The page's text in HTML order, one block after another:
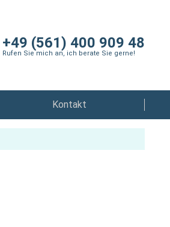
+49 (561) 400 909 48
Rufen Sie mich an, ich berate Sie gerne!
Kontakt